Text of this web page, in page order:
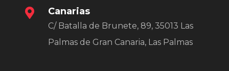
Canarias
C/ Batalla de Brunete, 89, 35013 Las
Palmas de Gran Canaria, Las Palmas